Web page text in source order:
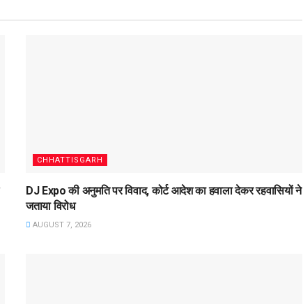
CHHATTISGARH
DJ Expo की अनुमति पर विवाद, कोर्ट आदेश का हवाला देकर रहवासियों ने
जताया विरोध
AUGUST 7, 2026